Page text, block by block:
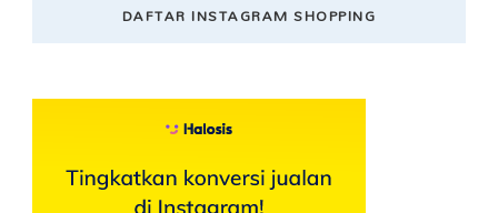
DAFTAR INSTAGRAM SHOPPING